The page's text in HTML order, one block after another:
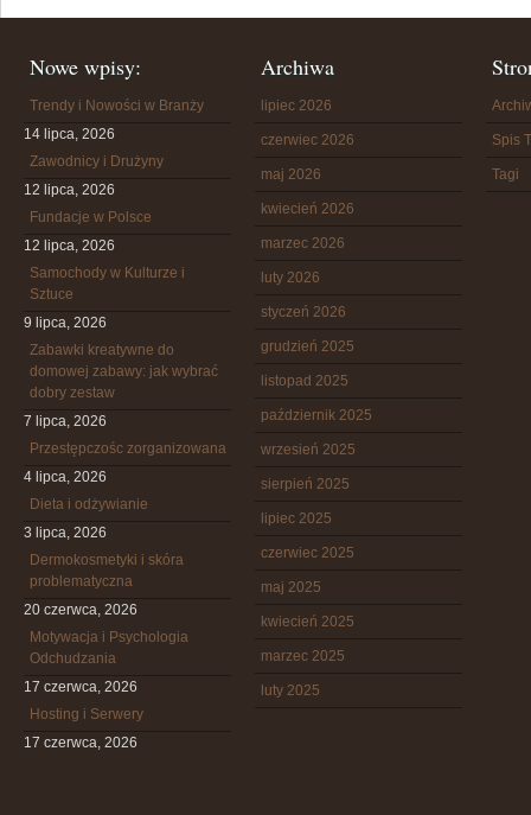
Nowe wpisy:
Trendy i Nowości w Branży
14 lipca, 2026
Zawodnicy i Drużyny
12 lipca, 2026
Fundacje w Polsce
12 lipca, 2026
Samochody w Kulturze i
Sztuce
9 lipca, 2026
Zabawki kreatywne do
domowej zabawy: jak wybrać
dobry zestaw
7 lipca, 2026
Przestępczośc zorganizowana
4 lipca, 2026
Dieta i odżywianie
3 lipca, 2026
Dermokosmetyki i skóra
problematyczna
20 czerwca, 2026
Motywacja i Psychologia
Odchudzania
17 czerwca, 2026
Hosting i Serwery
17 czerwca, 2026
Archiwa
lipiec 2026
czerwiec 2026
maj 2026
kwiecień 2026
marzec 2026
luty 2026
styczeń 2026
grudzień 2025
listopad 2025
październik 2025
wrzesień 2025
sierpień 2025
lipiec 2025
czerwiec 2025
maj 2025
kwiecień 2025
marzec 2025
luty 2025
Spis
Tagi